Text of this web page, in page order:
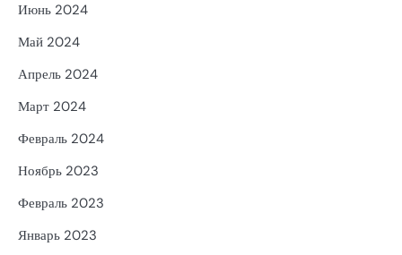
Июнь 2024
Май 2024
Апрель 2024
Март 2024
Февраль 2024
Ноябрь 2023
Февраль 2023
Январь 2023